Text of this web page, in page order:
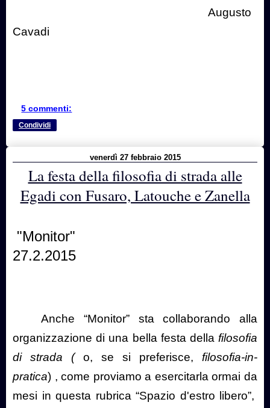
Augusto
Cavadi
5 commenti:
Condividi
venerdì 27 febbraio 2015
La festa della filosofia di strada alle
Egadi con Fusaro, Latouche e Zanella
"Monitor"
27.2.2015
Anche “Monitor” sta collaborando alla
organizzazione di una bella festa della filosofia
di strada ( o, se si preferisce, filosofia-in-
pratica) , come proviamo a esercitarla ormai da
mesi in questa rubrica “Spazio d'estro libero”,